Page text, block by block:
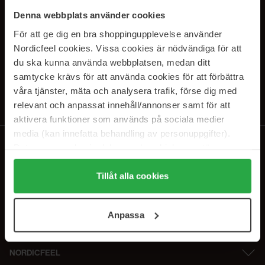
Denna webbplats använder cookies
För att ge dig en bra shoppingupplevelse använder
Nordicfeel cookies. Vissa cookies är nödvändiga för att
du ska kunna använda webbplatsen, medan ditt
samtycke krävs för att använda cookies för att förbättra
våra tjänster, mäta och analysera trafik, förse dig med
relevant och anpassat innehåll/annonser samt för att
aktivera funktioner som används på sociala medier
media (kan innefatta behandling av personuppgifter).
Genom att trycka på "Tillåt alla cookies" accepterar du
alla cookies, medan du under "Detaljer" kan anpassa
användningen av cookies. Du kan när som helst återkalla
samt vår Integritetspolicy.
Tillåt alla cookies
Anpassa
PRENUMERERA PÅ VÅRA
NYHETSBREV
E-postadress
Genom att prenumerera accepterar du vårIntegritetspolicy.
NORDICFEEL